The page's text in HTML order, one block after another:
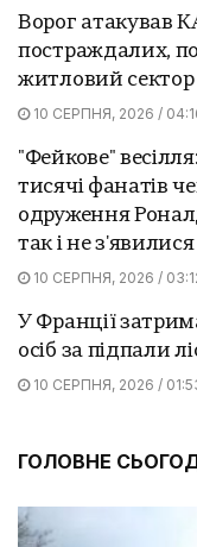
Ворог атакував
постраждалих,
житловий сектор
10 СЕРПНЯ, 2026 /
"Фейкове"
тисячі фанатів
одруження
так і не з'явилися
10 СЕРПНЯ, 2026 /
У Франції
осіб за підпали
10 СЕРПНЯ, 2026 /
ГОЛОВНЕ